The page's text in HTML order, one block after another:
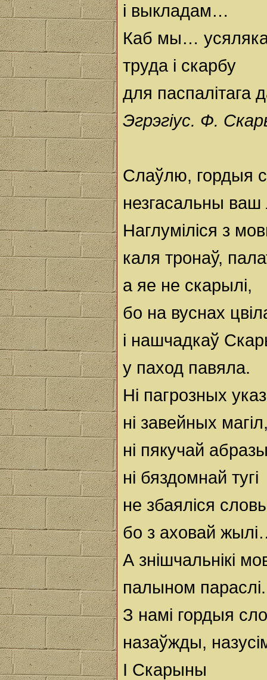
і выкладам…
Каб мы…
труда і скарбу
для паспалітага
Эгрэгіус. Ф.
Слаўлю, гордыя
незгасальны ваш
Наглуміліся з
каля тронаў,
а яе не скарылі,
бо на вуснах
і нашчадкаў
у паход павяла.
Ні пагрозных
ні завейных
ні пякучай
ні бяздомнай тугі
не збаяліся
бо з аховай
А знішчальнікі
палыном параслі.
З намі гордыя
назаўжды,
І Скарыны